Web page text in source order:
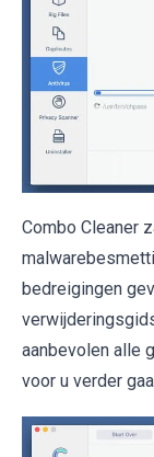
Combo Cleaner
bedreigingen
aanbevolen alle
voor u verder